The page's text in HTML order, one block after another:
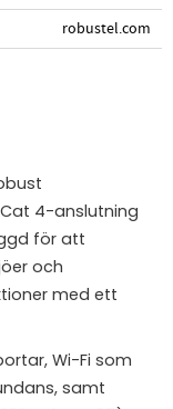
robustel.com
4-anslutning
för att
och
med ett
Wi-Fi som
samt